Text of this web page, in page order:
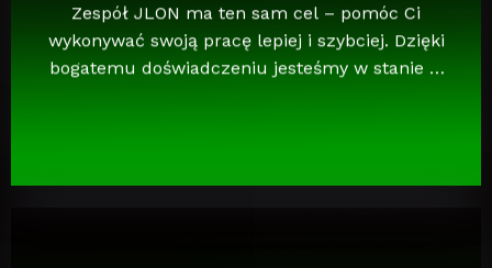
Zespół JLON ma ten sam cel – pomóc Ci
wykonywać swoją pracę lepiej i szybciej. Dzięki
bogatemu doświadczeniu jesteśmy w stanie w